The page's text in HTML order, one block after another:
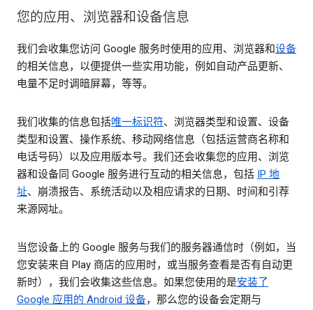
您的应用、浏览器和设备信息
我们会收集您访问 Google 服务时使用的应用、浏览器和设备
的相关信息，以便提供一些实用功能，例如自动产品更新、
电量不足时调暗屏幕，等等。
我们收集的信息包括唯一标识符、浏览器类型和设置、设备
类型和设置、操作系统、移动网络信息（包括运营商名称和
电话号码）以及应用版本号。我们还会收集您的应用、浏览
器和设备同 Google 服务进行互动的相关信息，包括 IP 地
址、崩溃报告、系统活动以及相应请求的日期、时间和引荐
来源网址。
当您设备上的 Google 服务与我们的服务器通信时（例如，当
您安装来自 Play 商店的应用时，或当服务查看是否有自动更
新时），我们会收集这些信息。如果您使用的是安装了
Google 应用的 Android 设备，那么您的设备会定期与